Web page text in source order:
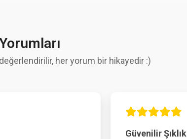
her yorum bir hikayedir :)
Güvenilir Şıklık